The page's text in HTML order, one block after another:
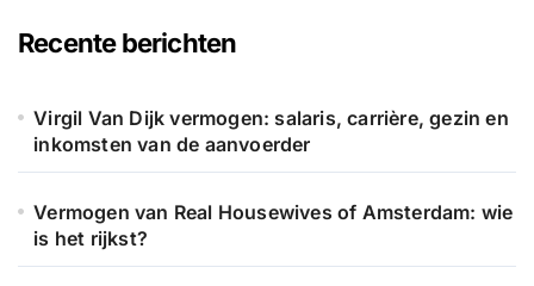
n
n
a
Recente berichten
Virgil Van Dijk vermogen: salaris, carrière, gezin en
inkomsten van de aanvoerder
Vermogen van Real Housewives of Amsterdam: wie
is het rijkst?